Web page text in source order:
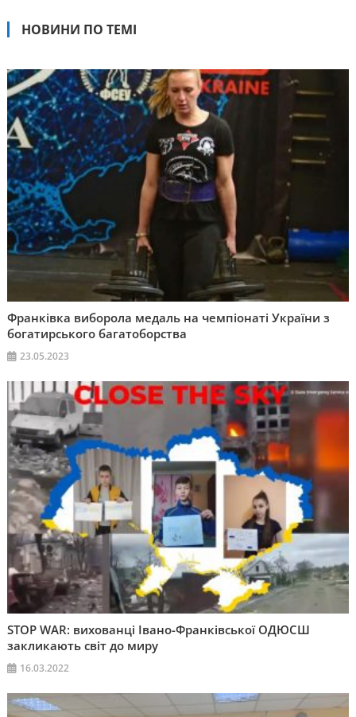
НОВИНИ ПО ТЕМІ
Франківка виборола медаль на чемпіонаті України з
богатирського багатоборства
23.05.2023
STOP WAR: вихованці Івано-Франківської ОДЮСШ
закликають світ до миру
16.03.2022